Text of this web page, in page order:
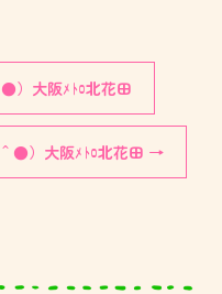
大阪ﾒﾄﾛ北花田
●）大阪ﾒﾄﾛ北花田 →